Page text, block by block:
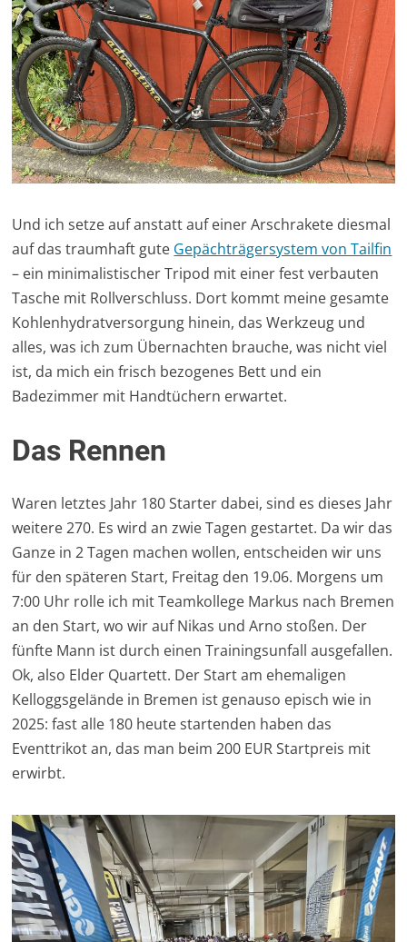
Und ich setze auf anstatt auf einer Arschrakete diesmal
auf das traumhaft gute Gepächträgersystem von Tailfin
– ein minimalistischer Tripod mit einer fest verbauten
Tasche mit Rollverschluss. Dort kommt meine gesamte
Kohlenhydratversorgung hinein, das Werkzeug und
alles, was ich zum Übernachten brauche, was nicht viel
ist, da mich ein frisch bezogenes Bett und ein
Badezimmer mit Handtüchern erwartet.
Das Rennen
Waren letztes Jahr 180 Starter dabei, sind es dieses Jahr
weitere 270. Es wird an zwie Tagen gestartet. Da wir das
Ganze in 2 Tagen machen wollen, entscheiden wir uns
für den späteren Start, Freitag den 19.06. Morgens um
7:00 Uhr rolle ich mit Teamkollege Markus nach Bremen
an den Start, wo wir auf Nikas und Arno stoßen. Der
fünfte Mann ist durch einen Trainingsunfall ausgefallen.
Ok, also Elder Quartett. Der Start am ehemaligen
Kelloggsgelände in Bremen ist genauso episch wie in
2025: fast alle 180 heute startenden haben das
Eventtrikot an, das man beim 200 EUR Startpreis mit
erwirbt.